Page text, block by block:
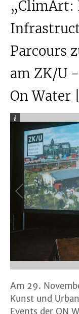
„ClimArt:
Parcours
am ZK/U
On Water
Am 29.
Kunst und
Events der ON